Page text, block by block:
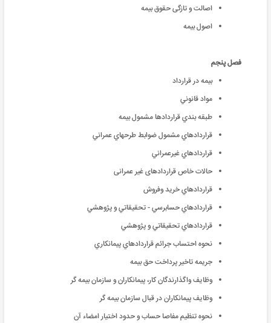
اصالت و تازگى حقوق بيمه
اصول بیمه
فصل پنجم
بیمه در قرارداد
مواد قانوني
طبقه بندي قراردادها مشمول بیمه
قراردادهاي مشمول ضوابط طرحهاي عمراني
قراردادهاي غيرعمراني
حالات خاص قراردادهای غیر عمرانی
قراردادهاي خريد وفروش
قراردادهاي حسابرسي - تحقيقاتي و پژوهشي
قراردادهاي تحقيقاتي و پژوهشي
نحوه احتساب جرائم قراردادهاي پيمانكاري
جريمه تاخير پرداخت حق بيمه
وظايف واگذارندگان كار، پيمانكاران و سازمان بیمه گر
وظايف پيمانكاران در قبال سازمان بیمه گر
نحوه تنظيم مفاصا حساب و حدود اختيار امضاء آن